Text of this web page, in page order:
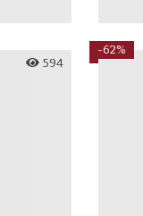
594
-62%